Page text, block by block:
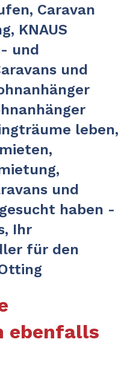
Caravan
KNAUS
und
und
leben,
und
haben -
Ihr
für den
ebenfalls